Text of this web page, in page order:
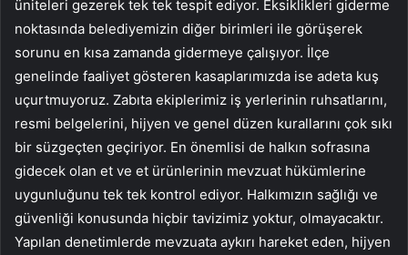
üniteleri gezerek tek tek tespit ediyor. Eksiklikleri giderme
noktasında belediyemizin diğer birimleri ile görüşerek
sorunu en kısa zamanda gidermeye çalışıyor. İlçe
genelinde faaliyet gösteren kasaplarımızda ise adeta kuş
uçurtmuyoruz. Zabıta ekiplerimiz iş yerlerinin ruhsatlarını,
resmi belgelerini, hijyen ve genel düzen kurallarını çok sıkı
bir süzgeçten geçiriyor. En önemlisi de halkın sofrasına
gidecek olan et ve et ürünlerinin mevzuat hükümlerine
uygunluğunu tek tek kontrol ediyor. Halkımızın sağlığı ve
güvenliği konusunda hiçbir tavizimiz yoktur, olmayacaktır.
Yapılan denetimlerde mevzuata aykırı hareket eden, hijyen